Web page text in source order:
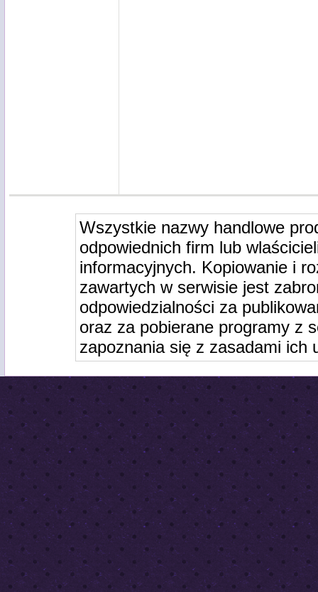
Wszystkie nazwy handlowe
odpowiednich firm lub
informacyjnych. Kopiowanie i
zawartych w serwisie jest
odpowiedzialności za
oraz za pobierane programy z
zapoznania się z zasadami ich